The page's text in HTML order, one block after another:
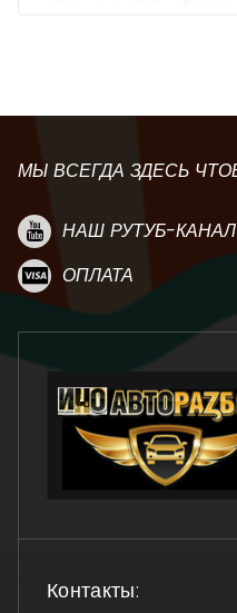
МЫ ВСЕГДА ЗДЕСЬ
НАШ РУТУБ-КАНАЛ
ОПЛАТА
Контакты: